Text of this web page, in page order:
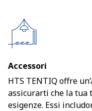
Accessori
HTS TENTIQ offre
assicurarti che la
esigenze. Essi